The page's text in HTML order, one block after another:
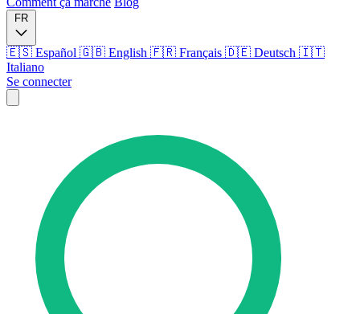
FR
🇪🇸 Español 🇬🇧 English 🇫🇷 Français 🇩🇪 Deutsch 🇮🇹
Italiano
Se connecter
Conseil SEO Étude de Liens Link Building
Mentorat SEO
Comment ça marche
Langue
🇪🇸 ES
🇬🇧 EN
Se connecter